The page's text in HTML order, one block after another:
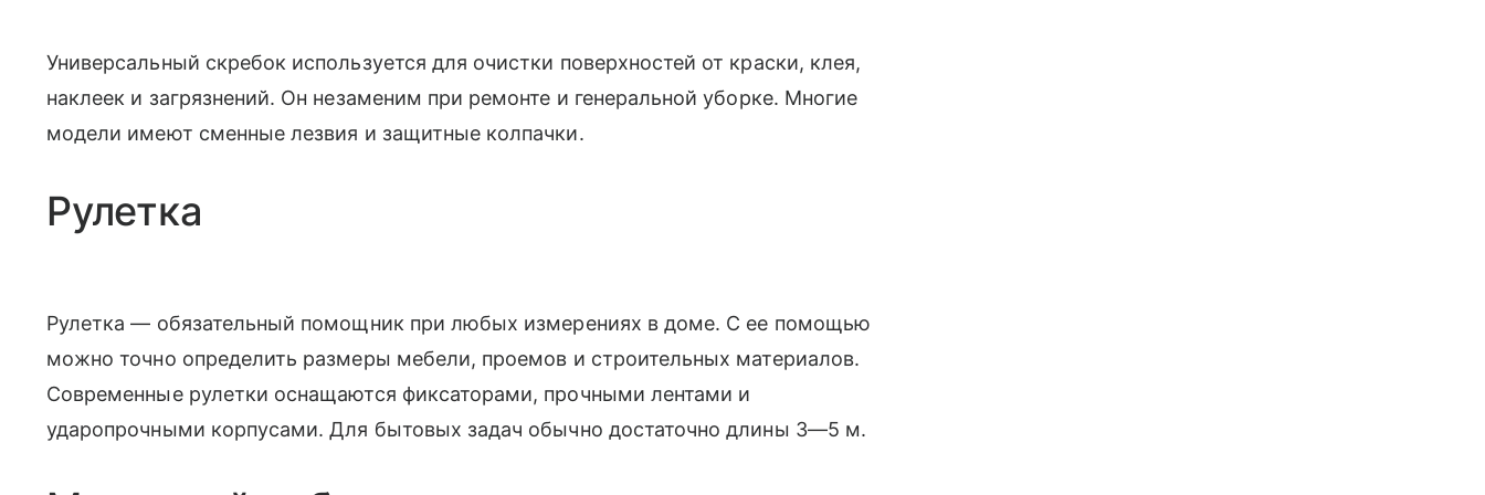
Универсальный скребок используется для очистки поверхностей от краски, клея,
наклеек и загрязнений. Он незаменим при ремонте и генеральной уборке. Многие
модели имеют сменные лезвия и защитные колпачки.
Рулетка
Рулетка — обязательный помощник при любых измерениях в доме. С ее помощью
можно точно определить размеры мебели, проемов и строительных материалов.
Современные рулетки оснащаются фиксаторами, прочными лентами и
ударопрочными корпусами. Для бытовых задач обычно достаточно длины 3—5 м.